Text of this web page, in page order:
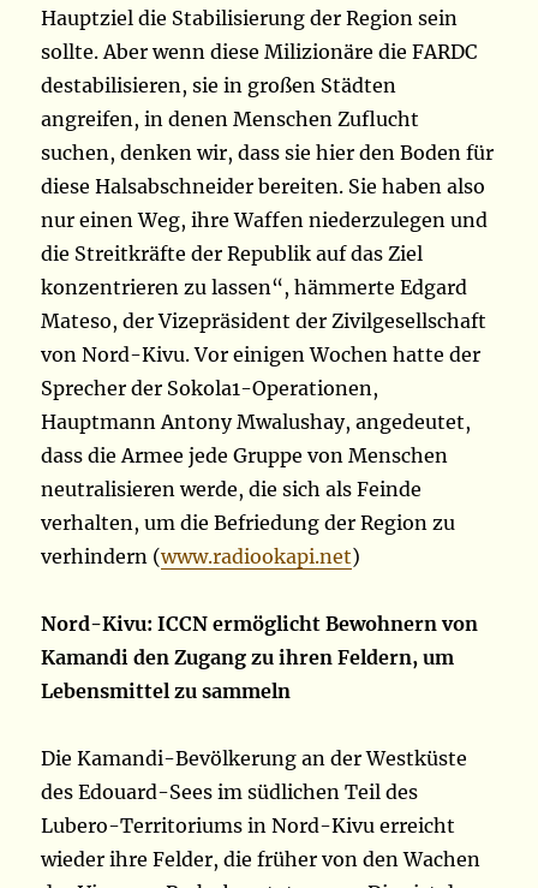
Hauptziel die Stabilisierung der Region sein
sollte. Aber wenn diese Milizionäre die FARDC
destabilisieren, sie in großen Städten
angreifen, in denen Menschen Zuflucht
suchen, denken wir, dass sie hier den Boden für
diese Halsabschneider bereiten. Sie haben also
nur einen Weg, ihre Waffen niederzulegen und
die Streitkräfte der Republik auf das Ziel
konzentrieren zu lassen“, hämmerte Edgard
Mateso, der Vizepräsident der Zivilgesellschaft
von Nord-Kivu. Vor einigen Wochen hatte der
Sprecher der Sokola1-Operationen,
Hauptmann Antony Mwalushay, angedeutet,
dass die Armee jede Gruppe von Menschen
neutralisieren werde, die sich als Feinde
verhalten, um die Befriedung der Region zu
verhindern (www.radiookapi.net)
Nord-Kivu: ICCN ermöglicht Bewohnern von
Kamandi den Zugang zu ihren Feldern, um
Lebensmittel zu sammeln
Die Kamandi-Bevölkerung an der Westküste
des Edouard-Sees im südlichen Teil des
Lubero-Territoriums in Nord-Kivu erreicht
wieder ihre Felder, die früher von den Wachen